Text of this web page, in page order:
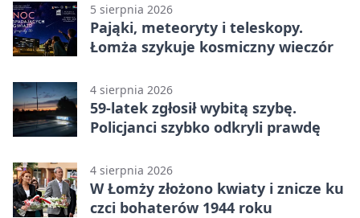
5 sierpnia 2026
Pająki, meteoryty i teleskopy.
Łomża szykuje kosmiczny wieczór
4 sierpnia 2026
59-latek zgłosił wybitą szybę.
Policjanci szybko odkryli prawdę
4 sierpnia 2026
W Łomży złożono kwiaty i znicze ku
czci bohaterów 1944 roku